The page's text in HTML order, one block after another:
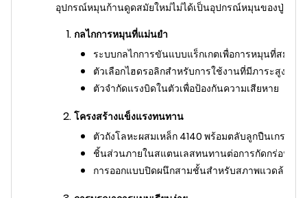
อุปกรณ์หมุนก้านดูดสมัยใหม่ไม่ได้เป็นอุปกรณ์หมุนของปู่คุณ
กลไกการหมุนที่แม่นยำ
ระบบกลไกการขันแบบแร็กเกตเพื่อการหมุนที่สม่ำเส
ตัวเลือกไฮดรอลิกสำหรับการใช้งานที่มีภาระสูง
ตัวจำกัดแรงบิดในตัวเพื่อป้องกันความเสียหาย
โครงสร้างแข็งแรงทนทาน
ตัวถังโลหะผสมเหล็ก 4140 พร้อมตลับลูกปืนเกรดอุต
ชิ้นส่วนภายในสแตนเลสทนทานต่อการกัดกร่อน
การออกแบบปิดผนึกสามชั้นสำหรับสภาพแวดล้อมที่